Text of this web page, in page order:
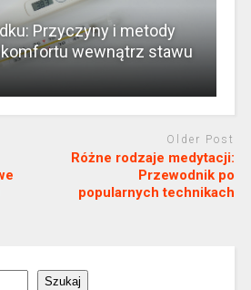
Przyczyny i metody
wewnątrz stawu
Older Post
Różne rodzaje medytacji:
Przewodnik po
popularnych technikach
Szukaj